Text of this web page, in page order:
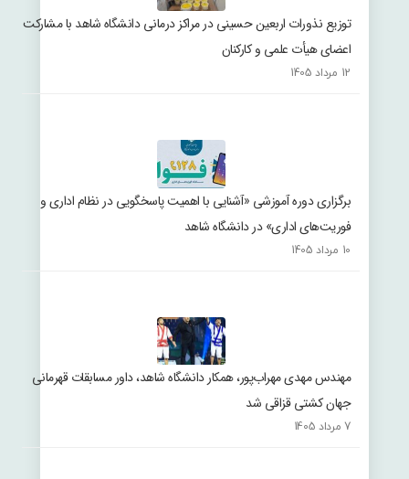
توزیع نذورات اربعین حسینی در مراکز درمانی دانشگاه شاهد با مشارکت
اعضای هیأت علمی و کارکنان
12 مرداد 1405
برگزاری دوره آموزشی «آشنایی با اهمیت پاسخگویی در نظام اداری و
فوریت‌های اداری» در دانشگاه شاهد
10 مرداد 1405
مهندس مهدی مهراب‌پور، همکار دانشگاه شاهد، داور مسابقات قهرمانی
جهان کشتی قزاقی شد
7 مرداد 1405